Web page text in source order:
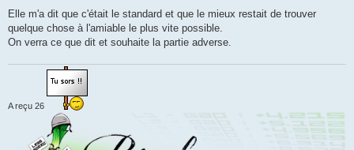
s
a
g
Elle m'a dit que c'était le standard et que le mieux restait de trouver
quelque chose à l'amiable le plus vite possible.
On verra ce que dit et souhaite la partie adverse.
A reçu 26